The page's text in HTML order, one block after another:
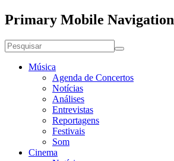
Primary Mobile Navigation
Música
Agenda de Concertos
Notícias
Análises
Entrevistas
Reportagens
Festivais
Som
Cinema